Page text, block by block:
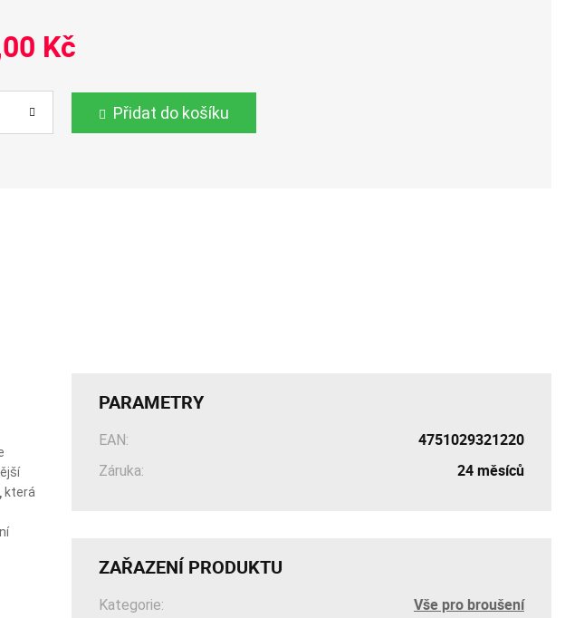
Kč
Přidat do košíku
která
PARAMETRY
EAN: 4751029321220
Záruka: 24 měsíců
ZAŘAZENÍ PRODUKTU
Kategorie: Vše pro broušení